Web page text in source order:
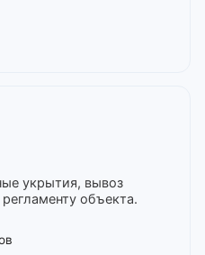
укрытия, вывоз
объекта.